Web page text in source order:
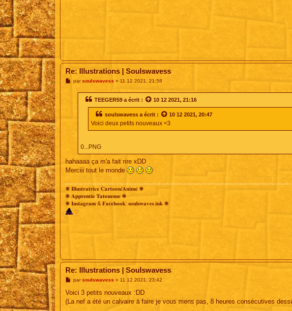
Re: Illustrations | Soulswavess
Mparsoulswavess » 11 12 2021, 21:58
TEEGER59 a écrit : 10 12 2021, 21:16
soulswavess a écrit : 10 12 2021, 20:47
Voici deux petits nouveaux <3
0...PNG
hahaaaa ça m'a fait rire xDD
Merciii tout le monde
❃ 𝐈𝐥𝐥𝐮𝐬𝐭𝐫𝐚𝐭𝐫𝐢𝐜𝐞 𝐂𝐚𝐫𝐭𝐨𝐨𝐧/𝐀𝐧𝐢𝐦𝐞́ ❃
❃ 𝐀𝐩𝐩𝐫𝐞𝐧𝐭𝐢𝐞 𝐓𝐚𝐭𝐨𝐮𝐞𝐮𝐬𝐞 ❃
❃ 𝐈𝐧𝐬𝐭𝐚𝐠𝐫𝐚𝐦 & 𝐅𝐚𝐜𝐞𝐛𝐨𝐨𝐤: 𝐬𝐨𝐮𝐥𝐬𝐰𝐚𝐯𝐞𝐬.𝐢𝐧𝐤 ❃
♡
Re: Illustrations | Soulswavess
M
s
a
parsoulswavess» 11 12 2021, 23:42
Voici 3 petits nouveaux :DD
(La nef a été un calvaire à faire je vous mens pas, 8 heures consécutives